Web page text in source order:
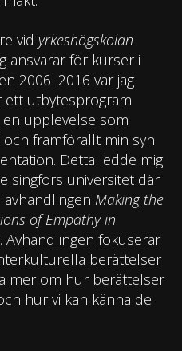
vid yrkeshögskolan
ansvarar för kurser i
2006–2016 var jag
utbytesprogram
upplevelse som
framförallt min syn
Detta ledde mig
universitet där
Making the
of Empathy in
. Avhandlingen fokuserar
berättelser
mer om hur berättelser
hur vi kan känna de